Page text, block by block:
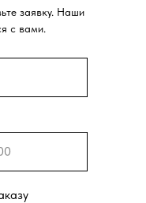
заявку. Наши
с вами.